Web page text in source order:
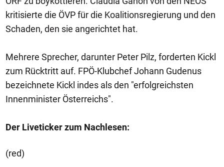
kritisierte die ÖVP für die Koalitionsregierung und den
Schaden, den sie angerichtet hat.
Mehrere Sprecher, darunter Peter Pilz, forderten Kickl
zum Rücktritt auf. FPÖ-Klubchef Johann Gudenus
bezeichnete Kickl indes als den "erfolgreichsten
Innenminister Österreichs".
Der Liveticker zum Nachlesen:
(red)